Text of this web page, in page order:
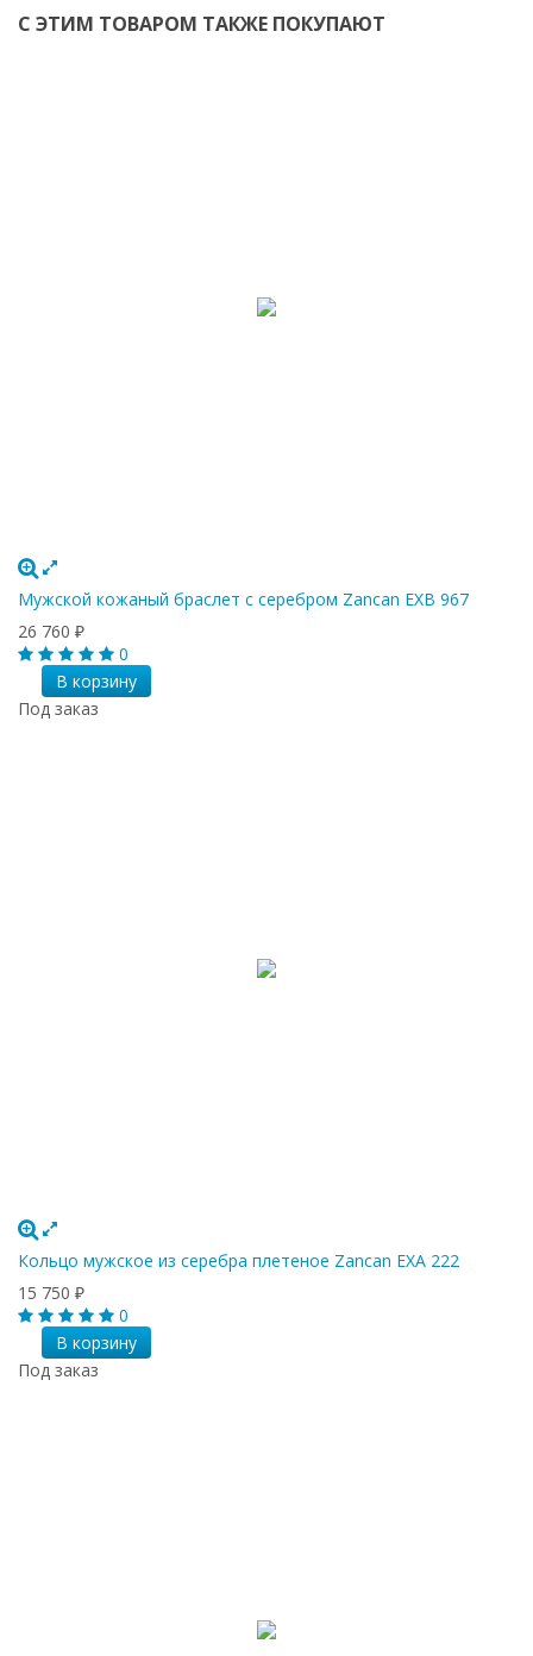
С ЭТИМ ТОВАРОМ ТАКЖЕ ПОКУПАЮТ
Мужской кожаный браслет с серебром Zancan EXB 967
26 760 ₽
0
В корзину
Под заказ
Кольцо мужское из серебра плетеное Zancan EXA 222
15 750 ₽
0
В корзину
Под заказ